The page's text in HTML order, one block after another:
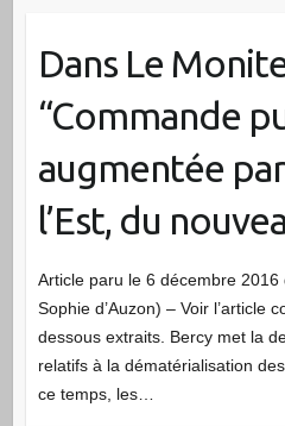
Dans Le
“Commande
augmentée
l’Est, du
Article paru le 6 décembre
Sophie d’Auzon) – Voir l’article
dessous extraits. Bercy met la
relatifs à la dématérialisation
ce temps, les…